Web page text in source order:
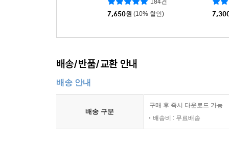
184건
7,650원 (10% 할인)
배송/반품/교환 안내
배송 안내
배송 구분
구매 후 즉시 다운로드 가능
배송비 : 무료배송